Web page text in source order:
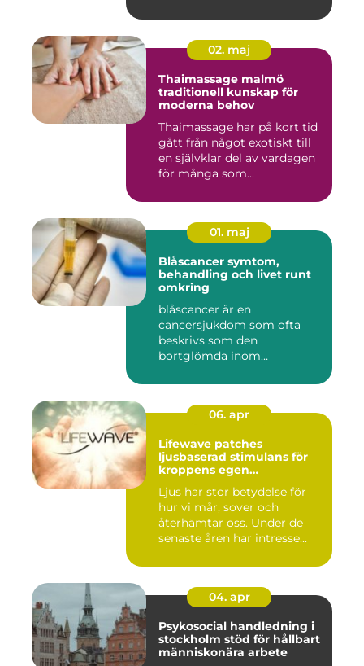
02. maj
Thaimassage malmö
traditionell kunskap för
moderna behov
Thaimassage har på kort tid
gått från något exotiskt till
en självklar del av vardagen
för många som...
01. maj
Blåscancer symtom,
behandling och livet runt
omkring
blåscancer är en
cancersjukdom som ofta
beskrivs som den
bortglömda inom
06. apr
Lifewave patches
ljusbaserad stimulans för
kroppens egen
Ljus har stor betydelse för
hur vi mår, sover och
återhämtar oss. Under de
senaste åren har intresse...
04. apr
Psykosocial handledning i
stockholm stöd för hållbart
människonära arbete